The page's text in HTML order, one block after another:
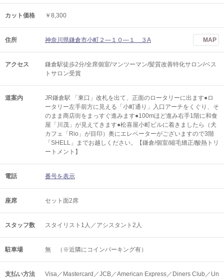
カット価格 ￥8,300
住所 神奈川県鎌倉市小町２―１０―１ ３A MAP
アクセス
鎌倉駅徒歩2分/全席個室/マンツーマン/髪質改善特化サロン/ベス
トサロン受賞
道案内
JR鎌倉駅 「東口」改札を出て、正面のロータリーに出ます●ロ
ータリー左手前方に見える「小町通り」入口アーチをくぐり、そ
のまま商店街をまっすぐ進みます●100mほど進み右手1階に和食
屋「川茂」が見えてきます●松喜屋小町ビルに着きましたら（犬
カフェ「Rio」が目印）奥にエレベーターがございますので3階
「SHELL」までお越しください。【鎌倉/個室/縮毛矯正/酸熱トリ
ートメント】
電話 番号を表示
座席 セット面2席
スタッフ数 スタイリスト1人／アシスタント2人
駐車場 無 （※近隣にコインパーキング有）
支払い方法
Visa／Mastercard／JCB／American Express／Diners Club／Un